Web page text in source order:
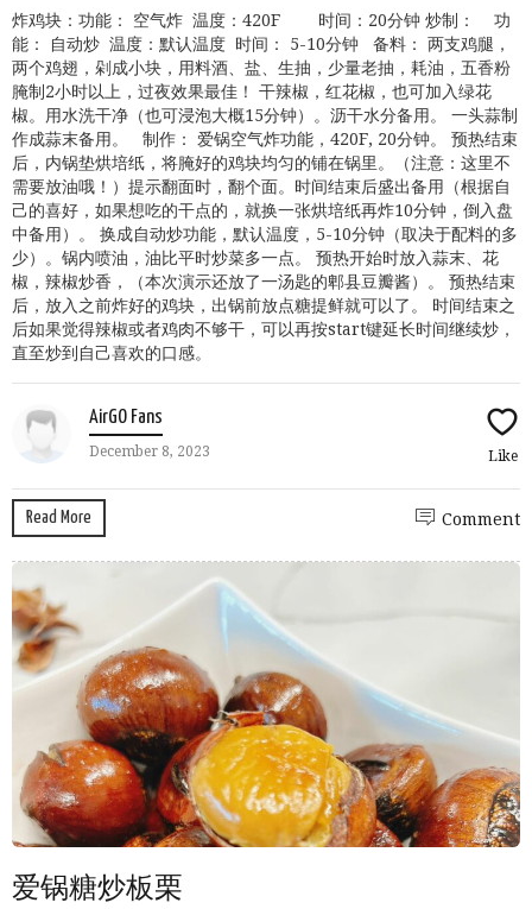
炸鸡块：功能： 空气炸 温度：420F 时间：20分钟 炒制： 功
能： 自动炒 温度：默认温度 时间： 5-10分钟 备料： 两支鸡腿，
两个鸡翅，剁成小块，用料酒、盐、生抽，少量老抽，耗油，五香粉
腌制2小时以上，过夜效果最佳！ 干辣椒，红花椒，也可加入绿花
椒。用水洗干净（也可浸泡大概15分钟）。沥干水分备用。 一头蒜制
作成蒜末备用。 制作： 爱锅空气炸功能，420F, 20分钟。 预热结束
后，内锅垫烘培纸，将腌好的鸡块均匀的铺在锅里。（注意：这里不
需要放油哦！）提示翻面时，翻个面。时间结束后盛出备用（根据自
己的喜好，如果想吃的干点的，就换一张烘培纸再炸10分钟，倒入盘
中备用）。 换成自动炒功能，默认温度，5-10分钟（取决于配料的多
少）。锅内喷油，油比平时炒菜多一点。 预热开始时放入蒜末、花
椒，辣椒炒香，（本次演示还放了一汤匙的郫县豆瓣酱）。 预热结束
后，放入之前炸好的鸡块，出锅前放点糖提鲜就可以了。 时间结束之
后如果觉得辣椒或者鸡肉不够干，可以再按start键延长时间继续炒，
直至炒到自己喜欢的口感。
AirGO Fans
December 8, 2023 Like
Read More Comment
爱锅糖炒板栗